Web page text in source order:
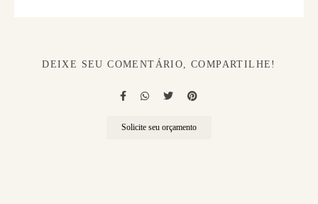
DEIXE SEU COMENTÁRIO, COMPARTILHE!
Solicite seu orçamento